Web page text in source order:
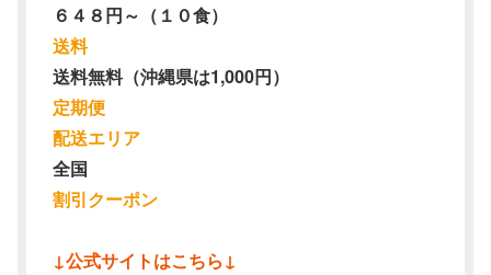
６４８円～（１０食）
送料
送料無料（沖縄県は1,000円）
定期便
配送エリア
全国
割引クーポン
↓公式サイトはこちら↓